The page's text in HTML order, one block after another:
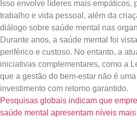
Isso envolve líderes mais empáticos,
trabalho e vida pessoal, além da
diálogo sobre saúde mental nas
Durante anos, a saúde mental foi
periférico e custoso. No entanto, a
iniciativas complementares, como a
que a gestão do bem-estar não é
investimento com retorno garantido.
Pesquisas globais indicam que
saúde mental apresentam níveis